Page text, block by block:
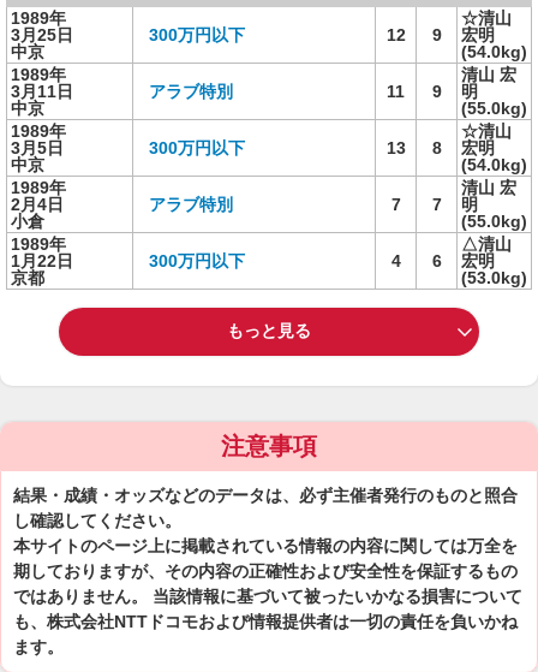
1989年
3月25日
中京
300万円以下 12 9
☆清山
宏明
(54.0kg)
1989年
3月11日
中京
アラブ特別 11 9
清山 宏
明
(55.0kg)
1989年
3月5日
中京
300万円以下 13 8
☆清山
宏明
(54.0kg)
1989年
2月4日
小倉
アラブ特別 7 7
清山 宏
明
(55.0kg)
1989年
1月22日
京都
300万円以下 4 6
△清山
宏明
(53.0kg)
もっと見る
注意事項
結果・成績・オッズなどのデータは、必ず主催者発行のものと照合
し確認してください。
本サイトのページ上に掲載されている情報の内容に関しては万全を
期しておりますが、その内容の正確性および安全性を保証するもの
ではありません。 当該情報に基づいて被ったいかなる損害について
も、株式会社NTTドコモおよび情報提供者は一切の責任を負いかね
ます。